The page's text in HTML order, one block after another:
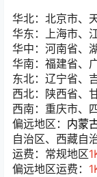
华北：北京市、
华东：上海市、
华中：河南省、
华南：福建省、
东北：辽宁省、
西北：陕西省、
西南：重庆市、
偏远地区： 内蒙
自治区、西藏自
运费：常规地区
偏远地区运费：